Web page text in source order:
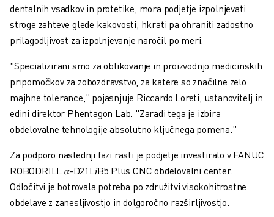
dentalnih vsadkov in protetike, mora podjetje izpolnjevati
stroge zahteve glede kakovosti, hkrati pa ohraniti zadostno
prilagodljivost za izpolnjevanje naročil po meri.
"Specializirani smo za oblikovanje in proizvodnjo medicinskih
pripomočkov za zobozdravstvo, za katere so značilne zelo
majhne tolerance," pojasnjuje Riccardo Loreti, ustanovitelj in
edini direktor Phentagon Lab. "Zaradi tega je izbira
obdelovalne tehnologije absolutno ključnega pomena."
Za podporo naslednji fazi rasti je podjetje investiralo v FANUC
ROBODRILL𝛼-D21L𝑖B5 Plus CNC obdelovalni center.
Odločitvi je botrovala potreba po združitvi visokohitrostne
obdelave z zanesljivostjo in dolgoročno razširljivostjo.